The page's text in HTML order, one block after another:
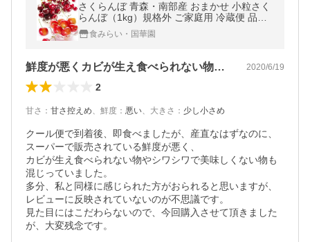
さくらんぼ 青森・南部産 おまかせ 小粒さく
らんぼ（1kg）規格外 ご家庭用 冷蔵便 品種
指定不可 サクランボ チェリー フルーツ 国華
園食みらい・国華園
鮮度が悪くカビが生え食べられない物が混入 2020/6/19
2
甘さ ： 甘さ控えめ、 鮮度 ： 悪い、 大きさ ： 少し小さめ
クール便で到着後、即食べましたが、産直なはずなのに、
スーパーで販売されている鮮度が悪く、
カビが生え食べられない物やシワシワで美味しくない物も
混じっていました。
多分、私と同様に感じられた方がおられると思いますが、
レビューに反映されていないのが不思議です。
見た目にはこだわらないので、今回購入させて頂きました
が、大変残念です。